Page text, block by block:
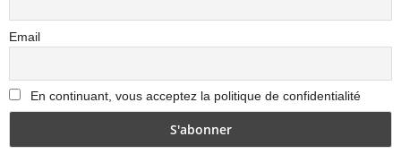
Email
En continuant, vous acceptez la politique de confidentialité